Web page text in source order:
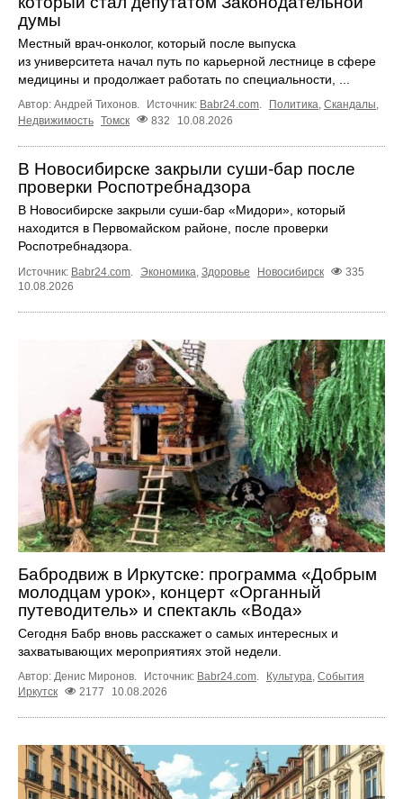
думы
Местный врач-онколог, который после выпуска
из университета начал путь по карьерной лестнице в сфере
медицины и продолжает работать по специальности, ...
Автор: Андрей Тихонов. Источник: Babr24.com. Политика, Скандалы,
Недвижимость Томск 832 10.08.2026
В Новосибирске закрыли суши-бар после
проверки Роспотребнадзора
В Новосибирске закрыли суши-бар «Мидори», который
находится в Первомайском районе, после проверки
Роспотребнадзора.
Источник: Babr24.com Экономика Здоровье Новосибирск
335
10.08.2026
Бабродвиж в Иркутске: программа «Добрым
молодцам урок», концерт «Органный
путеводитель» и спектакль «Вода»
Сегодня Бабр вновь расскажет о самых интересных и
захватывающих мероприятиях этой недели.
Автор: Денис Миронов. Источник: Babr24.com. Культура, События
Иркутск
2177 10.08.2026